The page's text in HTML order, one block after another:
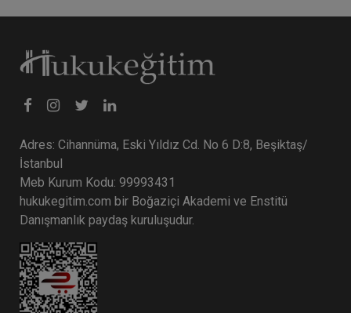
Adres: Cihannüma, Eski Yıldız Cd. No 6 D:8, Beşiktaş/
İstanbul
Meb Kurum Kodu: 99993431
hukukegitim.com bir Boğaziçi Akademi ve Enstitü
Danışmanlık paydaş kuruluşudur.